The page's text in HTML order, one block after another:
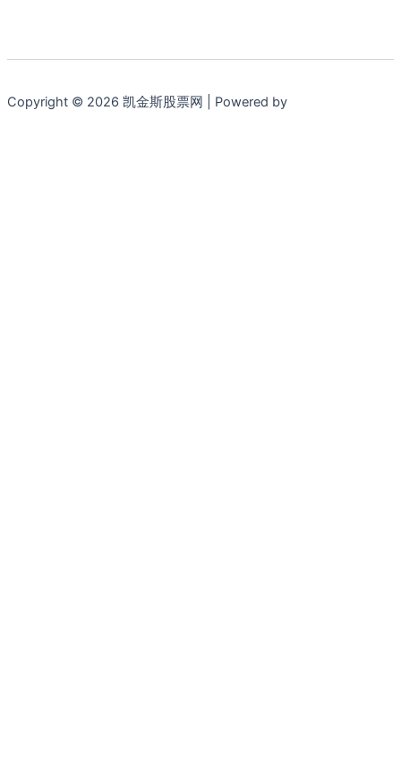
Copyright © 2026 凯金斯股票网 | Powered by